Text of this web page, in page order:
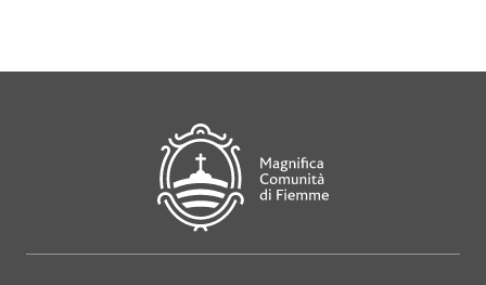
Magnifica Comunità di Fiemme